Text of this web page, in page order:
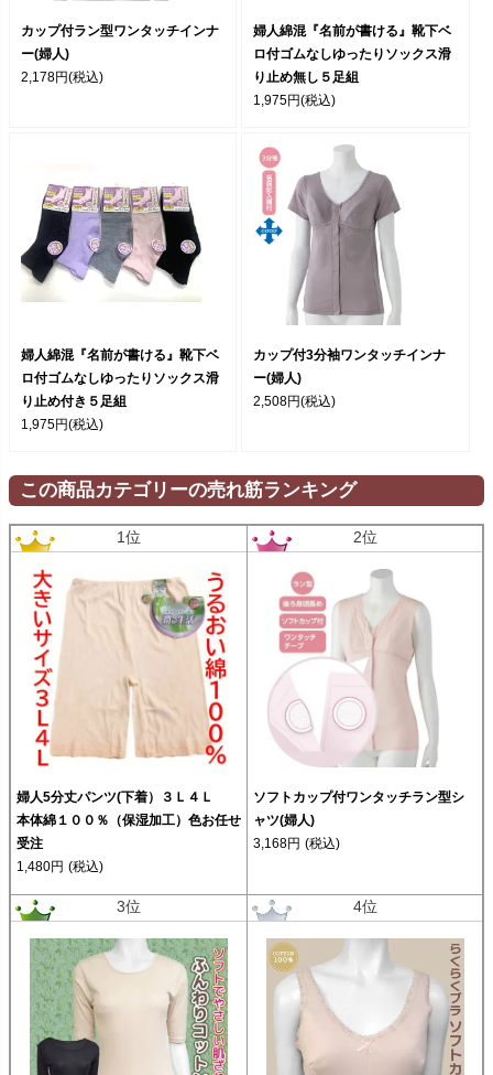
カップ付ラン型ワンタッチインナ
ー(婦人)
2,178円(税込)
婦人綿混『名前が書ける』靴下ベ
ロ付ゴムなしゆったりソックス滑
り止め無し５足組
1,975円(税込)
婦人綿混『名前が書ける』靴下ベ
ロ付ゴムなしゆったりソックス滑
り止め付き５足組
1,975円(税込)
カップ付3分袖ワンタッチインナ
ー(婦人)
2,508円(税込)
この商品カテゴリーの売れ筋ランキング
1位
婦人5分丈パンツ(下着）３Ｌ４Ｌ
本体綿１００％（保湿加工）色お任せ
受注
1,480円 (税込)
2位
ソフトカップ付ワンタッチラン型シ
ャツ(婦人)
3,168円 (税込)
3位 4位